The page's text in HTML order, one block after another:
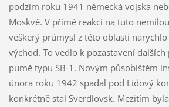
podzim roku 1941 německá vojska
Moskvě. V přímé reakci na tuto
veškerý průmysl z této oblasti
východ. To vedlo k pozastavení dalších
pumě typu SB-1. Novým působištěm
února roku 1942 spadal pod Lidový
konkrétně stal Sverdlovsk. Mezitím